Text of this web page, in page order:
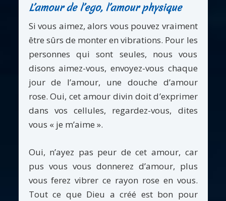
L’amour de l’ego, l’amour physique
Si vous aimez, alors vous pouvez vraiment
être sûrs de monter en vibrations. Pour les
personnes qui sont seules, nous vous
disons aimez-vous, envoyez-vous chaque
jour de l’amour, une douche d’amour
rose. Oui, cet amour divin doit d’exprimer
dans vos cellules, regardez-vous, dites
vous « je m’aime ».
Oui, n’ayez pas peur de cet amour, car
pus vous vous donnerez d’amour, plus
vous ferez vibrer ce rayon rose en vous.
Tout ce que Dieu a créé est bon pour